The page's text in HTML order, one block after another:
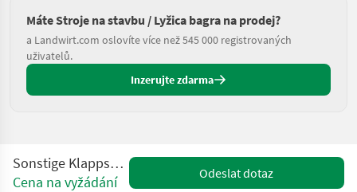
Máte Stroje na stavbu / Lyžica bagra na prodej?
a Landwirt.com oslovíte více než 545 000 registrovaných
uživatelů.
Inzerujte zdarma
Sonstige Klappschaufel (4 in 1)
Cena na vyžádání
Odeslat dotaz